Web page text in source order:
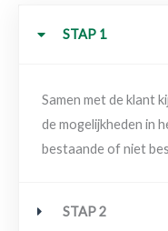
STAP 1
Samen met de klant
de mogelijkheden in
bestaande of niet
STAP 2